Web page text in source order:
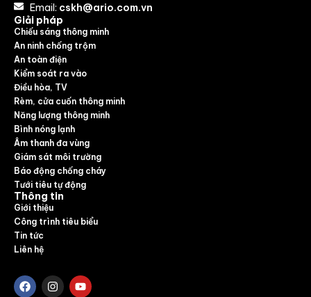
Email: cskh@ario.com.vn
Giải pháp
Chiếu sáng thông minh
An ninh chống trộm
An toàn điện
Kiểm soát ra vào
Điều hòa, TV
Rèm, cửa cuốn thông minh
Năng lượng thông minh
Bình nóng lạnh
Âm thanh đa vùng
Giám sát môi trường
Báo động chống cháy
Tưới tiêu tự động
Thông tin
Giới thiệu
Công trình tiêu biểu
Tin tức
Liên hệ